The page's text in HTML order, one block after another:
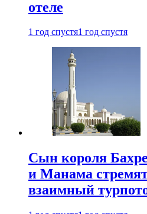
отеле
1 год спустя1 год спустя
Сын короля
и Манама
взаимный